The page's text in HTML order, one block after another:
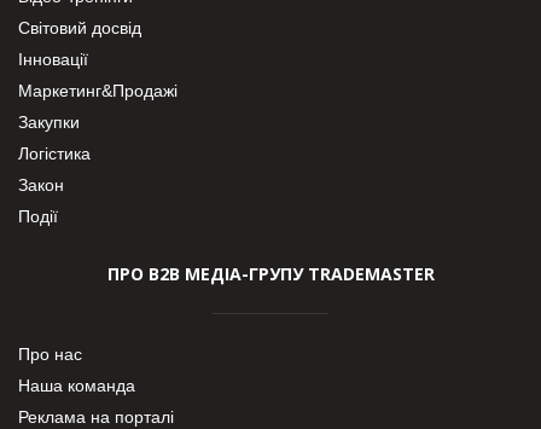
Світовий досвід
Інновації
Маркетинг&Продажі
Закупки
Логістика
Закон
Події
ПРО В2В МЕДІА-ГРУПУ TRADEMASTER
Про нас
Наша команда
Реклама на порталі